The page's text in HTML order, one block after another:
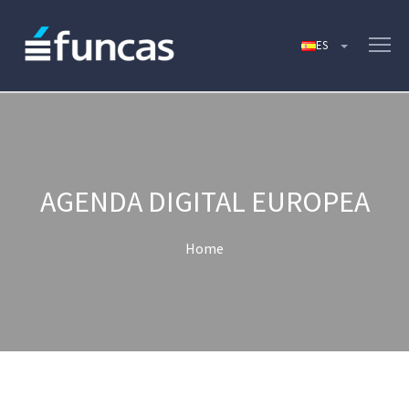
AGENDA DIGITAL EUROPEA
Home